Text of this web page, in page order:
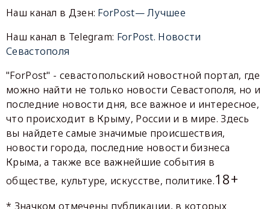
Наш канал в Дзен: ForPost— Лучшее
Наш канал в Telegram: ForPost. Новости
Севастополя
"ForPost" - севастопольский новостной портал, где
можно найти не только новости Севастополя, но и
последние новости дня, все важное и интересное,
что происходит в Крыму, России и в мире. Здесь
вы найдете самые значимые происшествия,
новости города, последние новости бизнеса
Крыма, а также все важнейшие события в
обществе, культуре, искусстве, политике.18+
* Значком отмечены публикации, в которых